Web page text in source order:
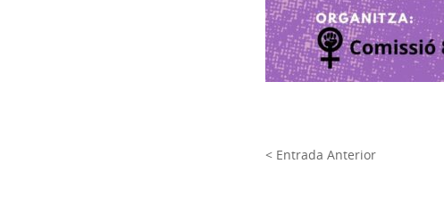
< Entrada Anterior